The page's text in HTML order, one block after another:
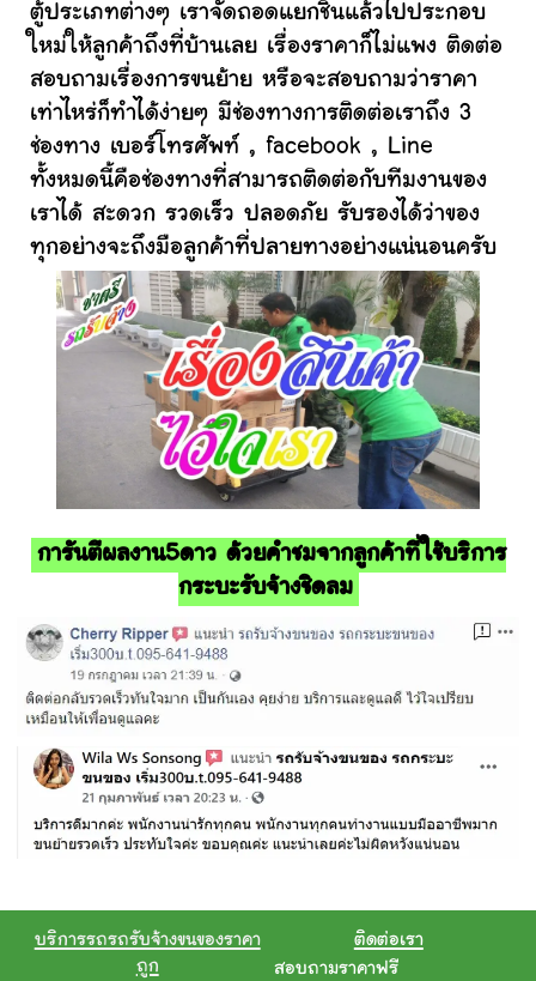
ตู้ประเภทต่างๆ เราจัดถอดแยกชิ้นแล้วไปประกอบ
ใหม่ให้ลูกค้าถึงที่บ้านเลย เรื่องราคาก็ไม่แพง ติดต่อ
สอบถามเรื่องการขนย้าย หรือจะสอบถามว่าราคา
เท่าไหร่ก็ทำได้ง่ายๆ มีช่องทางการติดต่อเราถึง 3
ช่องทาง เบอร์โทรศัพท์ , facebook , Line
ทั้งหมดนี้คือช่องทางที่สามารถติดต่อกับทีมงานของ
เราได้ สะดวก รวดเร็ว ปลอดภัย รับรองได้ว่าของ
ทุกอย่างจะถึงมือลูกค้าที่ปลายทางอย่างแน่นอนครับ
การันตีผลงาน5ดาว ด้วยคำชมจากลูกค้าที่ใช้บริการ
กระบะรับจ้างชิดลม
บริการรถรถรับจ้างขนของราคา
ถูก
ติดต่อเรา
สอบถามราคาฟรี